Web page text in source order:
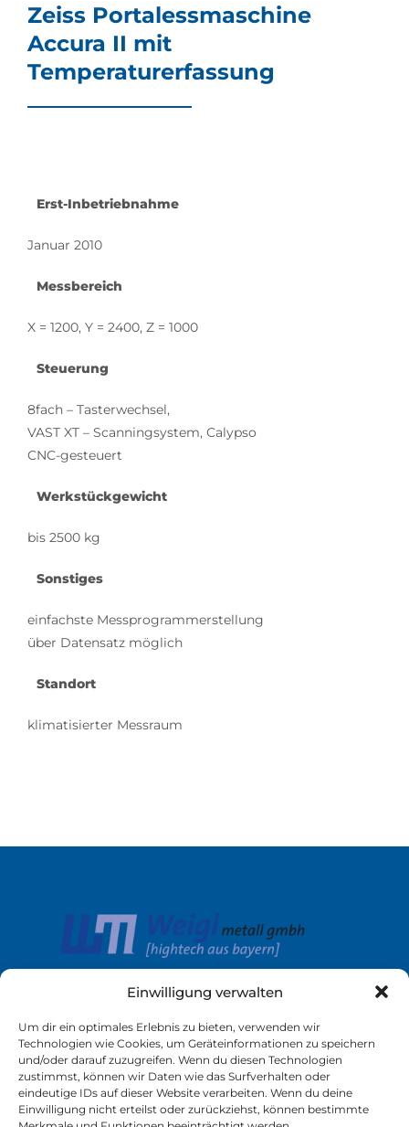
Einwilligung verwalten
Um dir ein optimales Erlebnis zu bieten, verwenden wir
Technologien wie Cookies, um Geräteinformationen zu speichern
und/oder darauf zuzugreifen. Wenn du diesen Technologien
zustimmst, können wir Daten wie das Surfverhalten oder
eindeutige IDs auf dieser Website verarbeiten. Wenn du deine
Einwilligung nicht erteilst oder zurückziehst, können bestimmte
Zeiss Portalessmaschine
Accura II mit
Temperaturerfassung
Erst-Inbetriebnahme
Januar 2010
Messbereich
X = 1200, Y = 2400, Z = 1000
Steuerung
8fach – Tasterwechsel,
VAST XT – Scanningsystem, Calypso
CNC-gesteuert
Werkstückgewicht
bis 2500 kg
Sonstiges
einfachste Messprogrammerstellung
über Datensatz möglich
Standort
klimatisierter Messraum
Links
Unternehmen
Leistungen
Service
Kontakt
Download